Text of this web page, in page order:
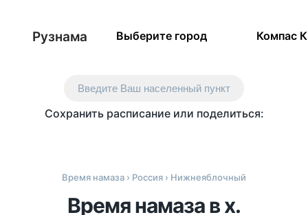
Рузнама Выберите город Компас
Введите Ваш населенный пункт
Сохранить расписание или поделиться:
Время намаза › Россия › Нижнеяблочный
Время намаза в х.